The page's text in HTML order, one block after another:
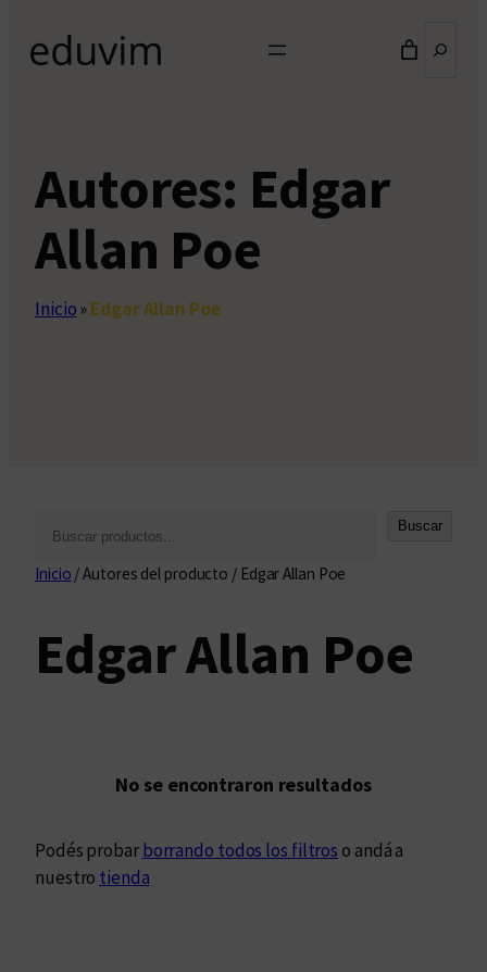
Autores: Edgar
Allan Poe
Inicio»Edgar Allan Poe
s
a
Buscar
Inicio / Autores del producto / Edgar Allan Poe
Edgar Allan Poe
No se encontraron resultados
Podés probarborrando todos los filtros o andá a
nuestro tienda